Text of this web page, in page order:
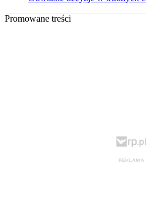
Promowane treści